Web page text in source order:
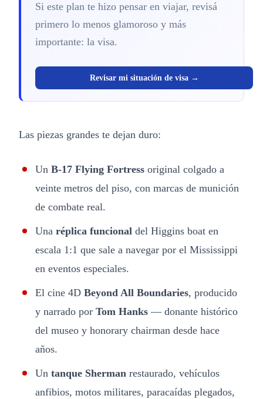
Si este plan te hizo pensar en viajar, revisá
primero lo menos glamoroso y más
importante: la visa.
Revisar mi situación de visa →
Las piezas grandes te dejan duro:
Un B-17 Flying Fortress original colgado a
veinte metros del piso, con marcas de munición
de combate real.
Una réplica funcional del Higgins boat en
escala 1:1 que sale a navegar por el Mississippi
en eventos especiales.
El cine 4D Beyond All Boundaries, producido
y narrado por Tom Hanks — donante histórico
del museo y honorary chairman desde hace
años.
Un tanque Sherman restaurado, vehículos
anfibios, motos militares, paracaídas plegados,